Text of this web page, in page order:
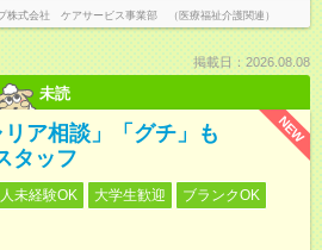
株式会社 ケアサービス事業部 （医療福祉介護関連）
掲載日：2026.08.08
未読
NEW
リア相談」「グチ」も
タッフ
未経験OK 大学生歓迎
ブランクOK